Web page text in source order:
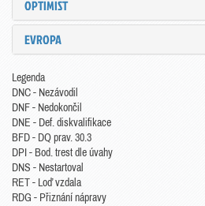
OPTIMIST
EVROPA
Legenda
DNC - Nezávodil
DNF - Nedokončil
DNE - Def. diskvalifikace
BFD - DQ prav. 30.3
DPI - Bod. trest dle úvahy
DNS - Nestartoval
RET - Loď vzdala
RDG - Přiznání nápravy